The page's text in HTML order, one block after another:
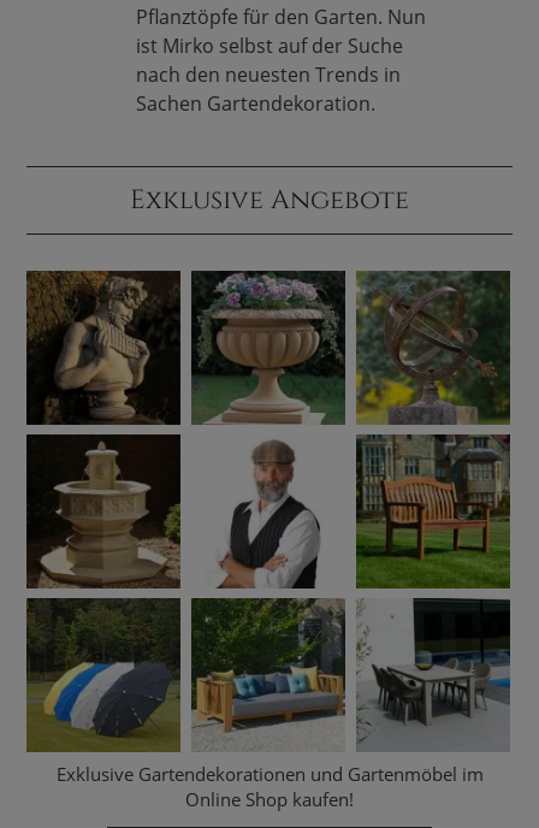
Pflanztöpfe für den Garten. Nun
ist Mirko selbst auf der Suche
nach den neuesten Trends in
Sachen Gartendekoration.
Exklusive Angebote
Exklusive Gartendekorationen und Gartenmöbel im
Online Shop kaufen!